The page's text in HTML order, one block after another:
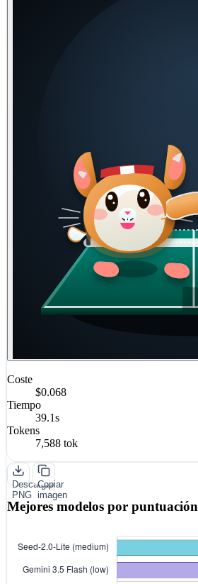
Coste
$0.068
Tiempo
39.1s
Tokens
7,588 tok
Descargar
PNG
Copiar
imagen
Mejores modelos por puntuación